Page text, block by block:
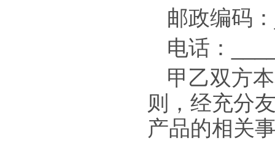
邮政编码
电话：
甲乙双方
则，经充分
产品的相关